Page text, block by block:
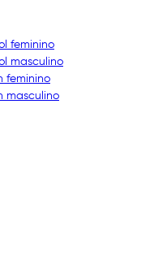
feminino
masculino
feminino
masculino